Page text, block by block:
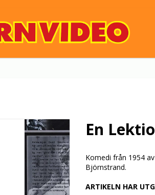
En
Komedi från 1954
Björnstrand.
ARTIKELN HAR